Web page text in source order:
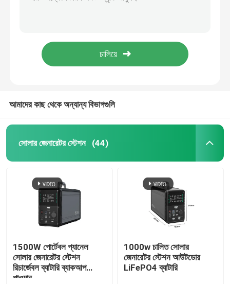
Lifepo4 সোলার জেনারেটর
টাইপ-সি ল্যাপটপ পাওয়ার ব্যাংক
ভাঁজযোগ্য সোলার প্যানেল
সৌর চালিত পাওয়ার ব্যাংক
আমাদের কাছ থেকে অন্যান্য বিভাগগুলি
সোলার জেনারেটর স্টেশন (44)
1500W পোর্টেবল প্যানেল
সোলার জেনারেটর স্টেশন
রিচার্জেবল ব্যাটারি ব্যাকআপ
পাওয়ার
1000w চালিত সোলার
জেনারেটর স্টেশন আউটডোর
LiFePO4 ব্যাটারি